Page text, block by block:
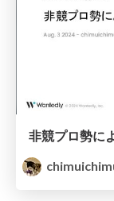
非競プロ勢に